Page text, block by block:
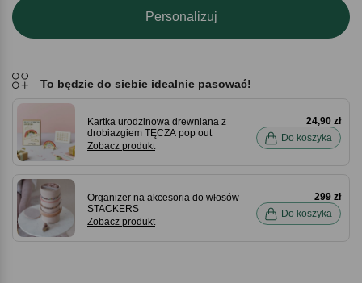
Personalizuj
To będzie do siebie idealnie pasować!
Kartka urodzinowa drewniana z
drobiazgiem TĘCZA pop out
Zobacz produkt
24,90 zł
Do koszyka
Organizer na akcesoria do włosów
STACKERS
Zobacz produkt
299 zł
Do koszyka